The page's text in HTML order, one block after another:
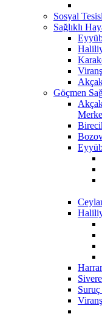
Sosyal
Sağlıklı
Göçmen